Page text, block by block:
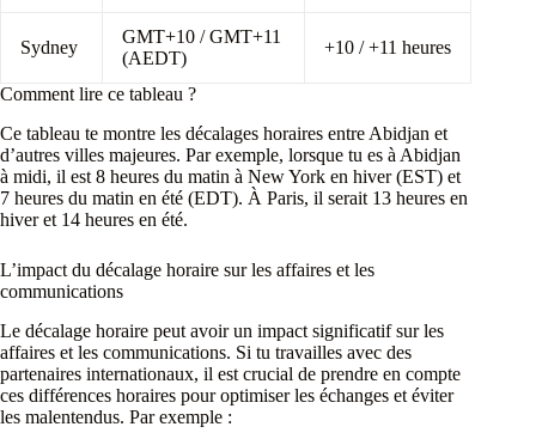
Sydney
GMT+10 / GMT+11
(AEDT)
+10 / +11 heures
Comment lire ce tableau ?
Ce tableau te montre les décalages horaires entre Abidjan et
d’autres villes majeures. Par exemple, lorsque tu es à Abidjan
à midi, il est 8 heures du matin à New York en hiver (EST) et
7 heures du matin en été (EDT). À Paris, il serait 13 heures en
hiver et 14 heures en été.
L’impact du décalage horaire sur les affaires et les
communications
Le décalage horaire peut avoir un impact significatif sur les
affaires et les communications. Si tu travailles avec des
partenaires internationaux, il est crucial de prendre en compte
ces différences horaires pour optimiser les échanges et éviter
les malentendus. Par exemple :